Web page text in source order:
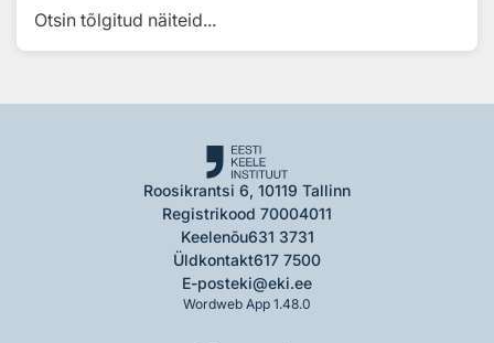
Otsin tõlgitud näiteid...
Roosikrantsi 6, 10119 Tallinn
Registrikood 70004011
Keelenõu631 3731
Üldkontakt617 7500
E-posteki@eki.ee
Wordweb App 1.48.0